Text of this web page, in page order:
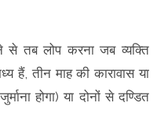
से तब लोप करना जब व्यक्ति
हैं, तीन माह की कारावास या
होगा) या दोनों से दण्डित